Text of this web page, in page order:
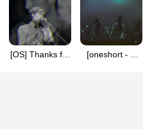
[OS] Thanks for
[oneshort - ซี